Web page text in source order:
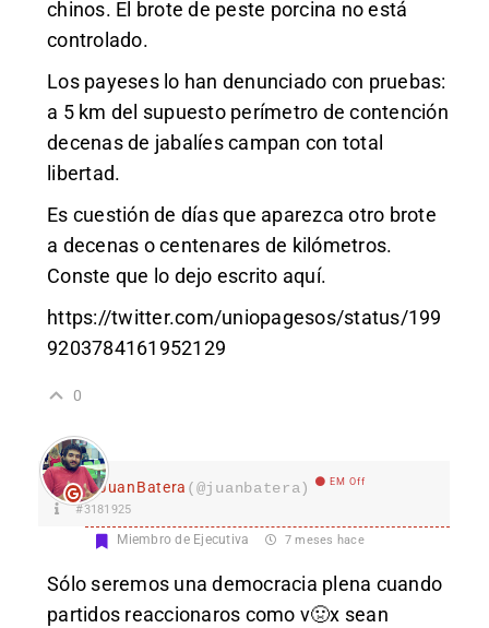
chinos. El brote de peste porcina no está
controlado.
Los payeses lo han denunciado con pruebas:
a 5 km del supuesto perímetro de contención
decenas de jabalíes campan con total
libertad.
Es cuestión de días que aparezca otro brote
a decenas o centenares de kilómetros.
Conste que lo dejo escrito aquí.
https://twitter.com/uniopagesos/status/199
9203784161952129
0
JuanBatera (@juanbatera) EM Off
#3181925
Miembro de Ejecutiva 7 meses hace
Sólo seremos una democracia plena cuando
partidos reaccionaros como v🤢x sean